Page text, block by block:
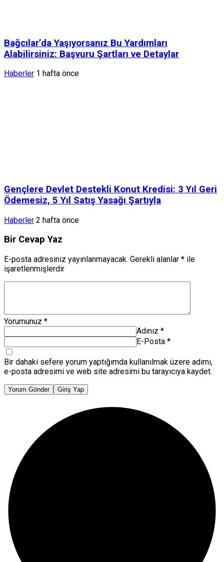
Bağcılar’da Yaşıyorsanız Bu Yardımları
Alabilirsiniz: Başvuru Şartları ve Detaylar
Haberler 1 hafta önce
Gençlere Devlet Destekli Konut Kredisi: 3 Yıl Geri
Ödemesiz, 5 Yıl Satış Yasağı Şartıyla
Haberler 2 hafta önce
Bir Cevap Yaz
E-posta adresiniz yayınlanmayacak. Gerekli alanlar * ile
işaretlenmişlerdir
Yorumunuz *
Adınız *
E-Posta *
Bir dahaki sefere yorum yaptığımda kullanılmak üzere adımı,
e-posta adresimi ve web site adresimi bu tarayıcıya kaydet.
Yorum Gönder Giriş Yap